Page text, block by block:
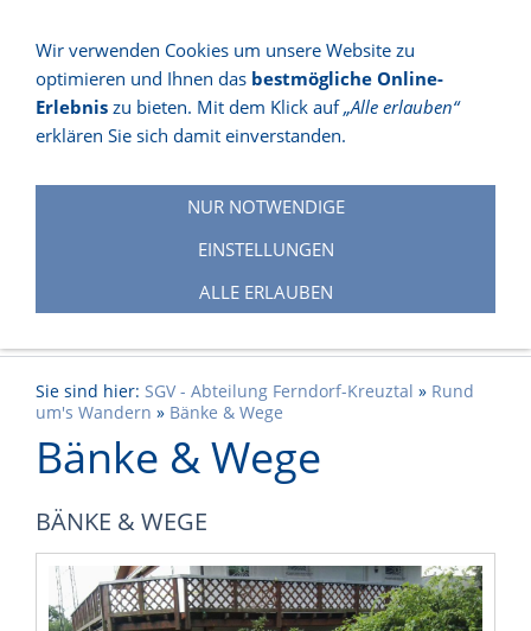
NAVIGATION EINBLENDEN
Sie sind hier: SGV - Abteilung Ferndorf-Kreuztal » Rund
um's Wandern » Bänke & Wege
Bänke & Wege
BÄNKE & WEGE
Wir verwenden Cookies um unsere Website zu
optimieren und Ihnen das bestmögliche Online-
Erlebnis zu bieten. Mit dem Klick auf„Alle erlauben“
erklären Sie sich damit einverstanden.
NUR NOTWENDIGE
EINSTELLUNGEN
ALLE ERLAUBEN